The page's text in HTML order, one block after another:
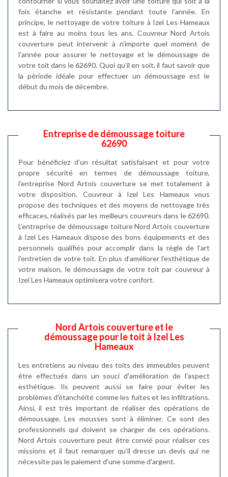
fois étanche et résistante pendant toute l’année. En
principe, le nettoyage de votre toiture à Izel Les Hameaux
est à faire au moins tous les ans. Couvreur Nord Artois
couverture peut intervenir à n’importe quel moment de
l’année pour assurer le nettoyage et le démoussage de
votre toit dans le 62690. Quoi qu’il en soit, il faut savoir que
la période idéale pour effectuer un démoussage est le
début du mois de décembre.
Entreprise de démoussage toiture
62690
Pour bénéficiez d’un résultat satisfaisant et pour votre
propre sécurité en termes de démoussage toiture,
l’entreprise Nord Artois couverture se met totalement à
votre disposition. Couvreur à Izel Les Hameaux vous
propose des techniques et des moyens de nettoyage très
efficaces, réalisés par les meilleurs couvreurs dans le 62690.
L’entreprise de démoussage toiture Nord Artois couverture
à Izel Les Hameaux dispose des bons équipements et des
personnels qualifiés pour accomplir dans la règle de l’art
l’entretien de votre toit. En plus d’améliorer l’esthétique de
votre maison, le démoussage de votre toit par couvreur à
Izel Les Hameaux optimisera votre confort.
Nord Artois couverture et le
démoussage pour le toit à Izel Les
Hameaux
Les entretiens au niveau des toits des immeubles peuvent
être effectués dans un souci d'amélioration de l'aspect
esthétique. Ils peuvent aussi se faire pour éviter les
problèmes d'étanchéité comme les fuites et les infiltrations.
Ainsi, il est très important de réaliser des opérations de
démoussage. Les mousses sont à éliminer. Ce sont des
professionnels qui doivent se charger de ces opérations.
Nord Artois couverture peut être convié pour réaliser ces
missions et il faut remarquer qu'il dresse un devis qui ne
nécessite pas le paiement d'une somme d'argent.